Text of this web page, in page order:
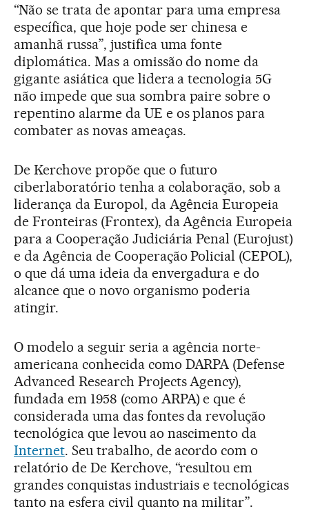
“Não se trata de apontar para uma empresa
específica, que hoje pode ser chinesa e
amanhã russa”, justifica uma fonte
diplomática. Mas a omissão do nome da
gigante asiática que lidera a tecnologia 5G
não impede que sua sombra paire sobre o
repentino alarme da UE e os planos para
combater as novas ameaças.
De Kerchove propõe que o futuro
ciberlaboratório tenha a colaboração, sob a
liderança da Europol, da Agência Europeia
de Fronteiras (Frontex), da Agência Europeia
para a Cooperação Judiciária Penal (Eurojust)
e da Agência de Cooperação Policial (CEPOL),
o que dá uma ideia da envergadura e do
alcance que o novo organismo poderia
atingir.
O modelo a seguir seria a agência norte-
americana conhecida como DARPA (Defense
Advanced Research Projects Agency),
fundada em 1958 (como ARPA) e que é
considerada uma das fontes da revolução
tecnológica que levou ao nascimento da
Internet. Seu trabalho, de acordo com o
relatório de De Kerchove, “resultou em
grandes conquistas industriais e tecnológicas
tanto na esfera civil quanto na militar”.